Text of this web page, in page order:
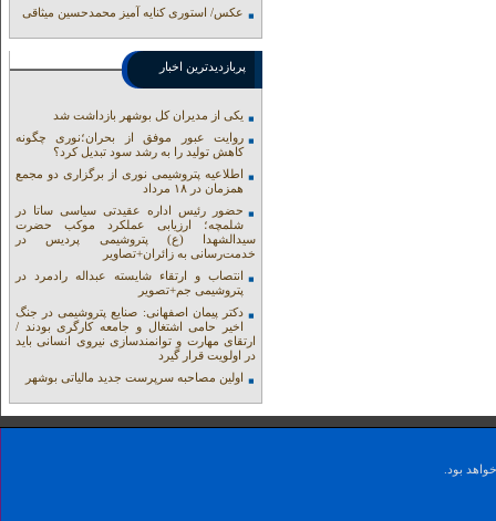
عکس/ استوری کنایه آمیز محمدحسین میثاقی
پربازدیدترین اخبار
یکی از مدیران کل بوشهر بازداشت شد
روایت عبور موفق از بحران؛نوری چگونه
کاهش تولید را به رشد سود تبدیل کرد؟
اطلاعیه پتروشیمی نوری از برگزاری دو مجمع
همزمان در ۱۸ مرداد
حضور رئیس اداره عقیدتی سیاسی ساتا در
شلمچه؛ ارزیابی عملکرد موکب حضرت
سیدالشهدا (ع) پتروشیمی پردیس در
خدمت‌رسانی به زائران+تصاویر
انتصاب و ارتقاء شایسته عبداله رادمرد در
پتروشیمی جم+تصویر
دکتر پیمان اصفهانی: صنایع پتروشیمی در جنگ
اخیر حامی اشتغال و جامعه کارگری بودند /
ارتقای مهارت و توانمندسازی نیروی انسانی باید
در اولویت قرار گیرد
اولین مصاحبه سرپرست جدید مالیاتی بوشهر
بود.